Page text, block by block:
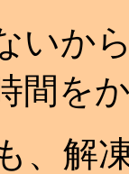
いか
間を
、解